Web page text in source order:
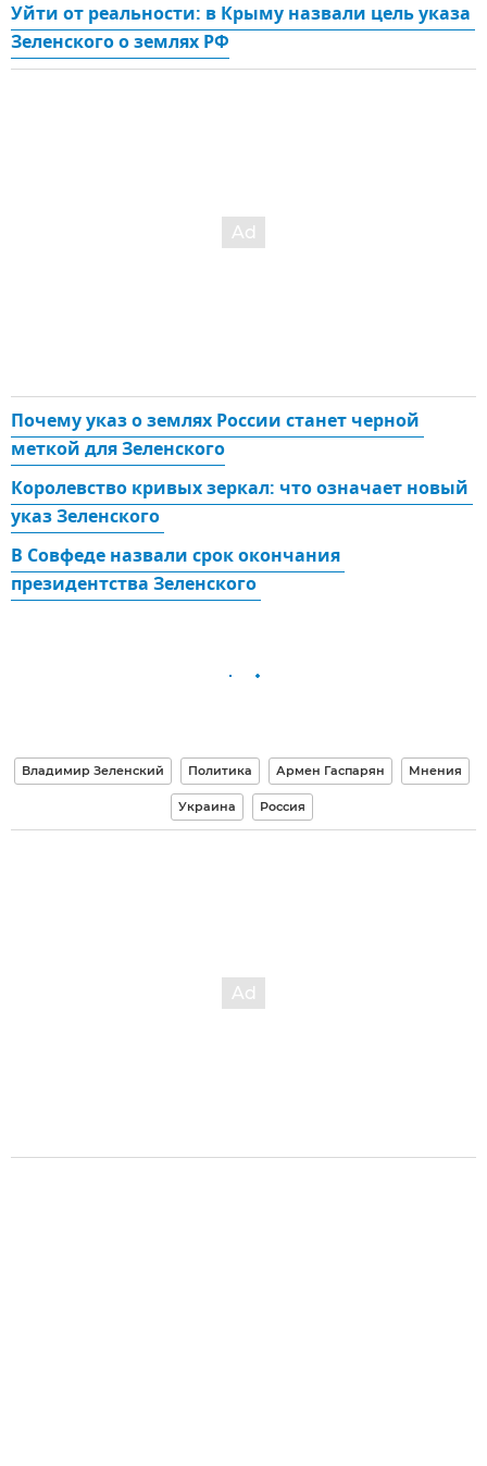
Уйти от реальности: в Крыму назвали цель указа
Зеленского о землях РФ
Почему указ о землях России станет черной
меткой для Зеленского
Королевство кривых зеркал: что означает новый
указ Зеленского
В Совфеде назвали срок окончания
президентства Зеленского
Владимир Зеленский Политика Армен Гаспарян Мнения
Украина Россия